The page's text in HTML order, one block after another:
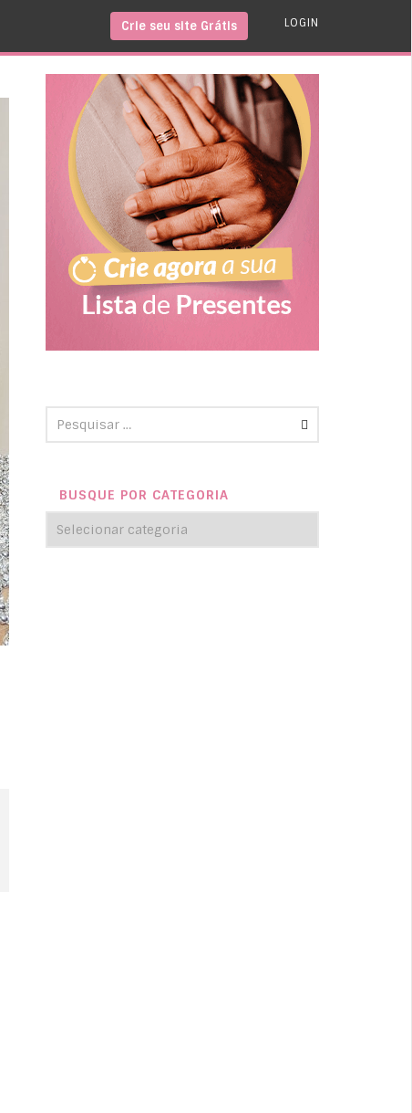
LOGIN
Crie seu site Grátis
BUSQUE POR CATEGORIA